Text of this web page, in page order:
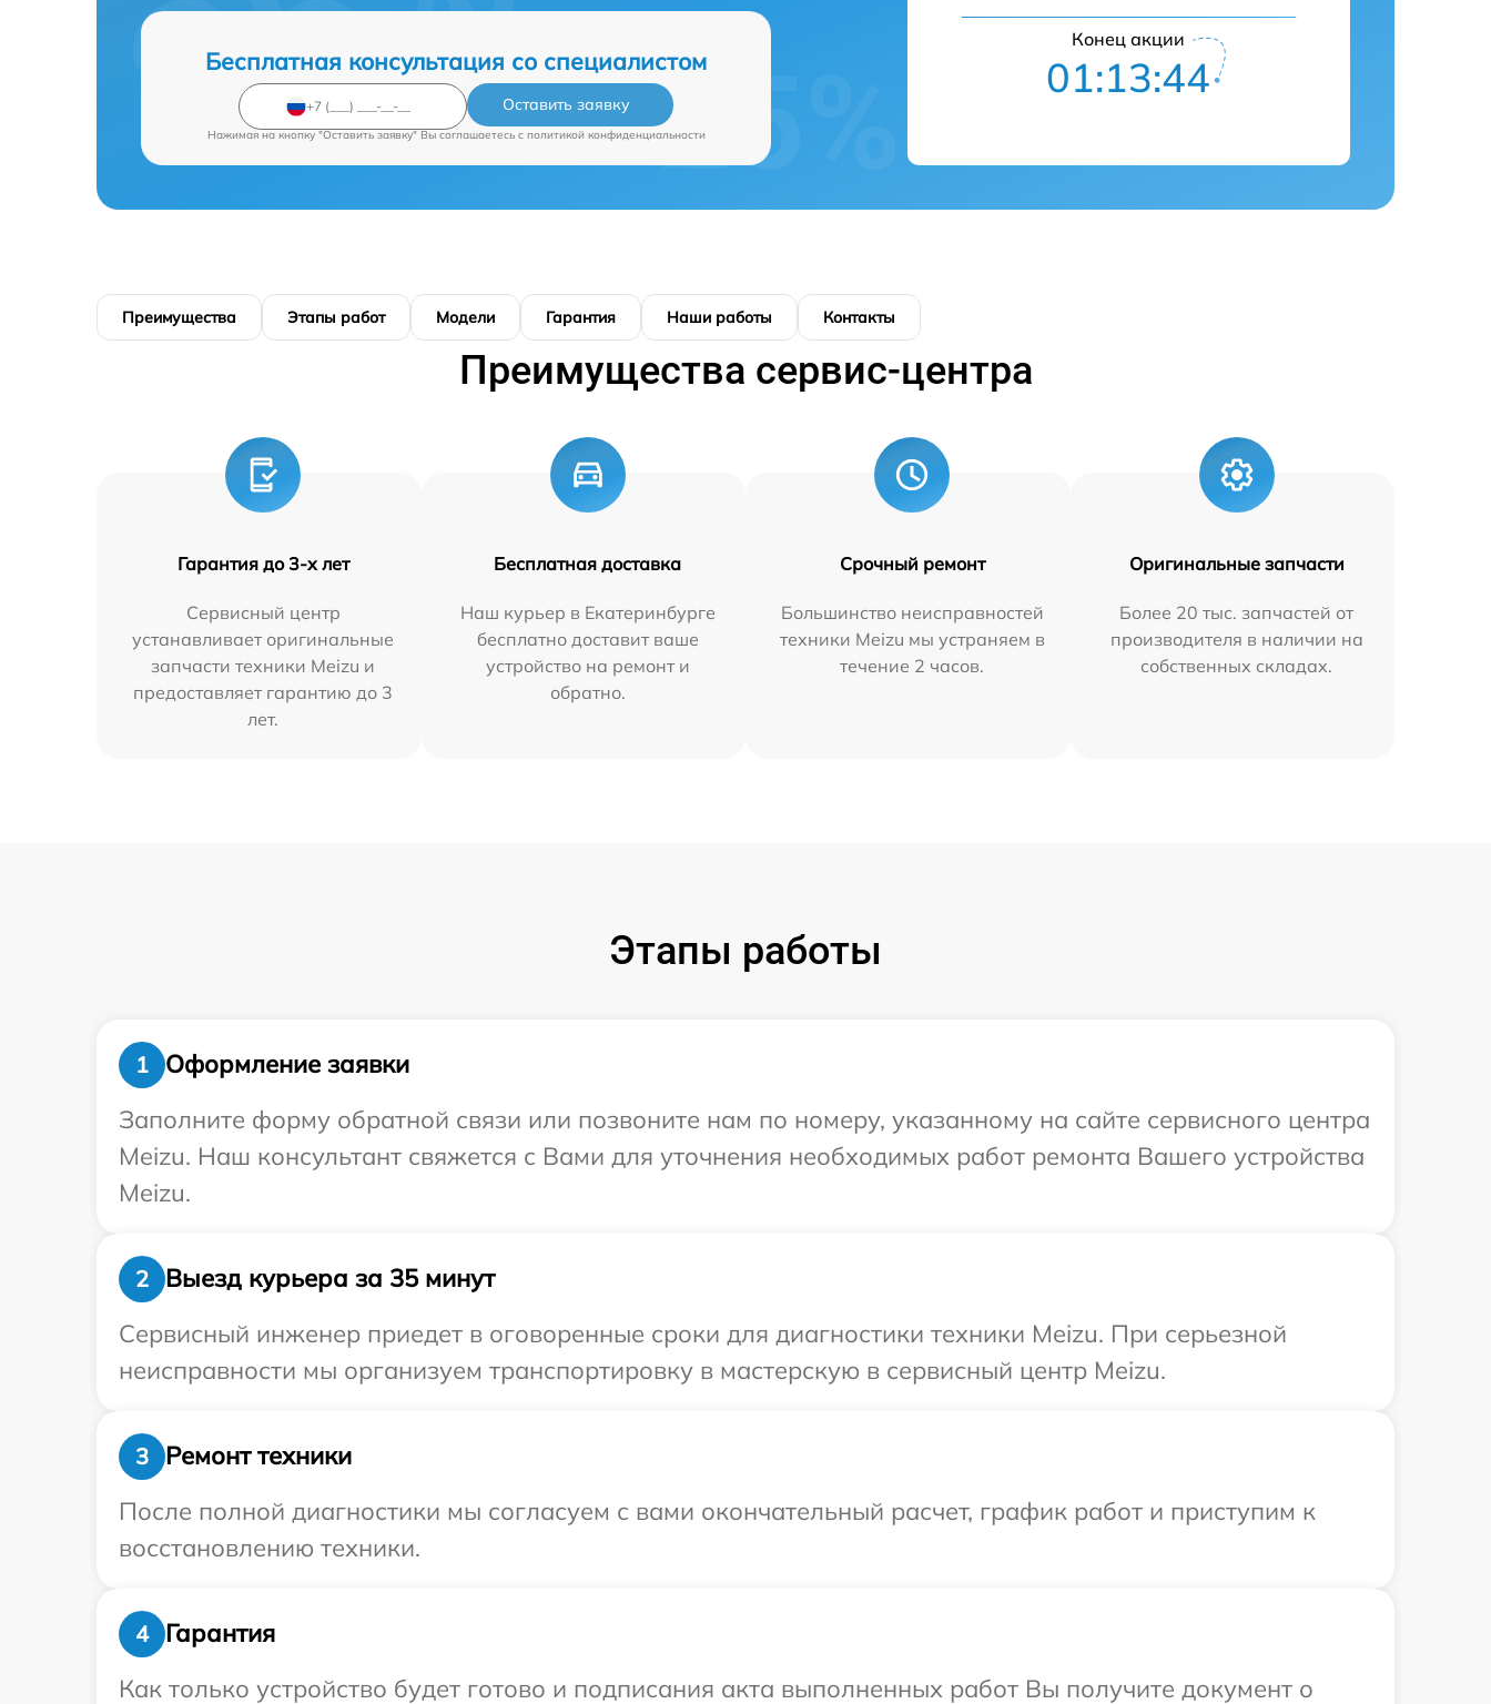
Бесплатная консультация со специалистом
Оставить заявку
Нажимая на кнопку "Оставить заявку" Вы соглашаетесь c политикой конфиденциальности
Конец акции
01:13:43
Преимущества Этапы работ Модели Гарантия Наши работы Контакты
Преимущества сервис-центра
Гарантия до 3-х лет
Сервисный центр
устанавливает оригинальные
запчасти техники Meizu и
предоставляет гарантию до 3
лет.
Бесплатная доставка
Наш курьер в Екатеринбурге
бесплатно доставит ваше
устройство на ремонт и
обратно.
Срочный ремонт
Большинство неисправностей
техники Meizu мы устраняем в
течение 2 часов.
Оригинальные запчасти
Более 20 тыс. запчастей от
производителя в наличии на
собственных складах.
Этапы работы
1
Оформление заявки
Заполните форму обратной связи или позвоните нам по номеру, указанному на сайте сервисного центра
Meizu. Наш консультант свяжется с Вами для уточнения необходимых работ ремонта Вашего устройства
Meizu.
2
Выезд курьера за 35 минут
Сервисный инженер приедет в оговоренные сроки для диагностики техники Meizu. При серьезной
неисправности мы организуем транспортировку в мастерскую в сервисный центр Meizu.
3
Ремонт техники
После полной диагностики мы согласуем с вами окончательный расчет, график работ и приступим к
восстановлению техники.
4
Гарантия
Как только устройство будет готово и подписания акта выполненных работ Вы получите документ о